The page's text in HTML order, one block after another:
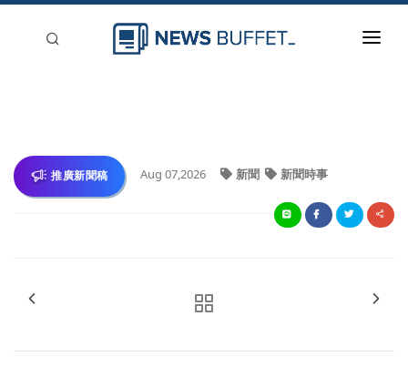
登入
刊登
推廣新聞稿 Aug 07,2026 新聞 新聞時事